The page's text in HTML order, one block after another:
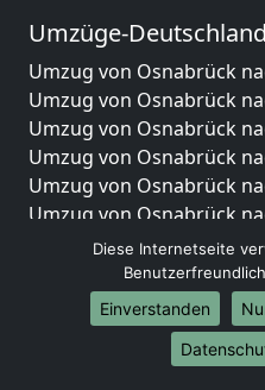
Umzüge-
Umzug von Osnabrück
Umzug von Osnabrück
Umzug von Osnabrück
Umzug von Osnabrück
Umzug von Osnabrück
Umzug von Osnabrück
Umzug von Osnabrück
Umzug von Osnabrück
Umzug von Osnabrück
Umzug von Osnabrück
Umzug von Osnabrück
Diese Internetseite
Einverstanden